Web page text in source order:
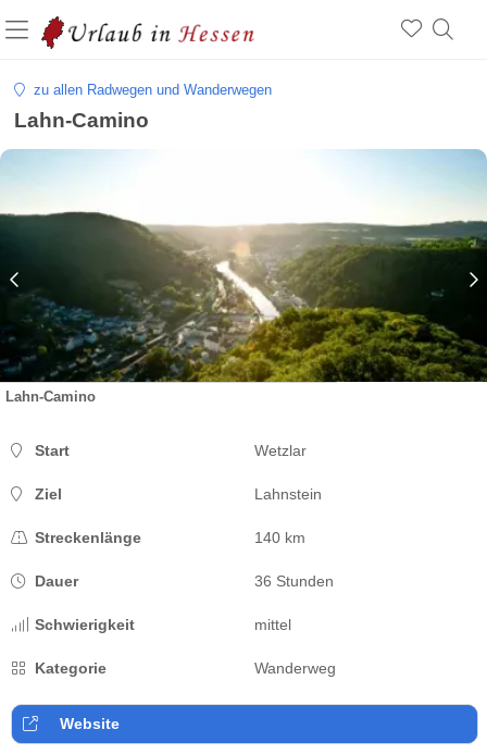
zu allen Radwegen und Wanderwegen
Lahn-Camino
Lahn-Camino
Start Wetzlar
Ziel Lahnstein
Streckenlänge 140 km
Dauer 36 Stunden
Schwierigkeit mittel
Kategorie Wanderweg
Website